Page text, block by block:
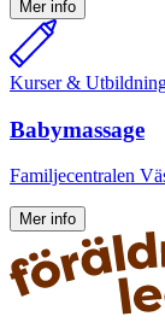
Mer info
Kurser &
Babymassage
Familjecentralen
Mer info